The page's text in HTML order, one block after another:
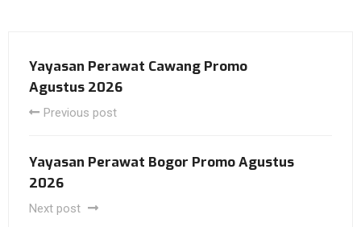
Yayasan Perawat Cawang Promo
Agustus 2026
Previous post
Yayasan Perawat Bogor Promo Agustus
2026
Next post